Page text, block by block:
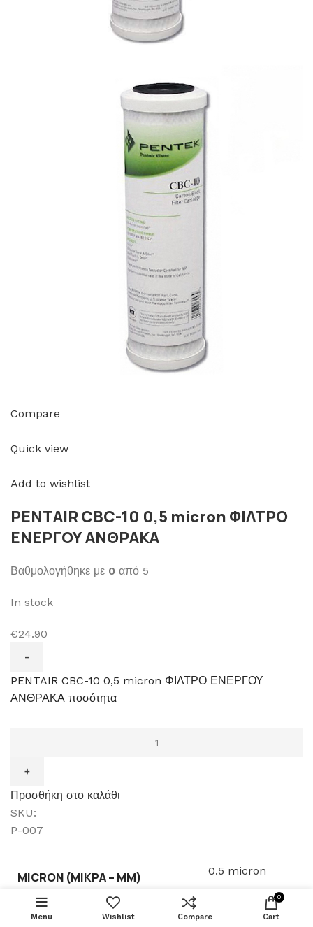
Compare
Quick view
Add to wishlist
PENTAIR CBC-10 0,5 micron ΦΙΛΤΡΟ
ΕΝΕΡΓΟΥ ΑΝΘΡΑΚΑ
Βαθμολογήθηκε με 0 από 5
In stock
€24.90
PENTAIR CBC-10 0,5 micron ΦΙΛΤΡΟ ΕΝΕΡΓΟΥ
ΑΝΘΡΑΚΑ ποσότητα
Προσθήκη στο καλάθι
SKU:
P-007
MICRON (ΜΙΚΡΆ – ΜM) 0.5 micron
Pentair
FIORE ΣΙΤΑ
ΑΡΣΕΝΙΚΟ
€2.80
BUY NOW
Menu Wishlist Compare
0
Cart